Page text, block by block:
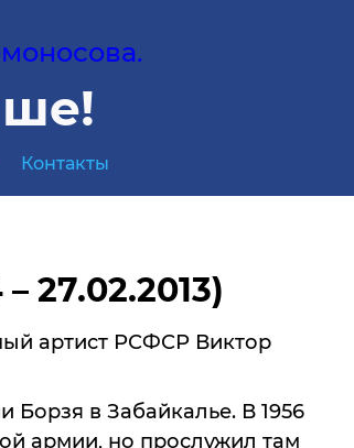
Контакты
27.02.2013)
артист РСФСР Виктор
Борзя в Забайкалье. В 1956
армии, но прослужил там